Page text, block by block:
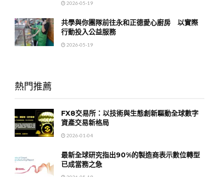
2026-05-19
共學與你團隊前往永和正德愛心廚房 以實際
行動投入公益服務
2026-05-19
熱門推薦
FX8交易所：以技術與生態創新驅動全球數字
資產交易新格局
2026-01-04
最新全球研究指出90%的製造商表示數位轉型
已成當務之急